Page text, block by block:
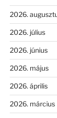
2026.
2026. július
2026. június
2026. május
2026. április
2026. március